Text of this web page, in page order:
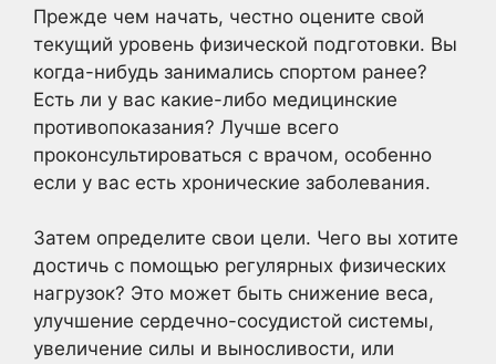
Прежде чем начать, честно оцените свой
текущий уровень физической подготовки. Вы
когда-нибудь занимались спортом ранее?
Есть ли у вас какие-либо медицинские
противопоказания? Лучше всего
проконсультироваться с врачом, особенно
если у вас есть хронические заболевания.
Затем определите свои цели. Чего вы хотите
достичь с помощью регулярных физических
нагрузок? Это может быть снижение веса,
улучшение сердечно-сосудистой системы,
увеличение силы и выносливости, или